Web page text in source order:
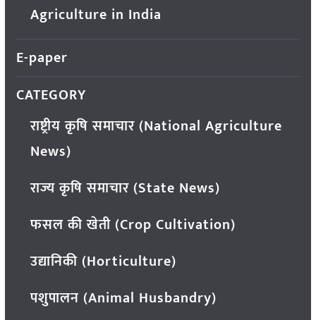
Agriculture in India
E-paper
CATEGORY
राष्ट्रीय कृषि समाचार (National Agriculture
News)
राज्य कृषि समाचार (State News)
फसल की खेती (Crop Cultivation)
उद्यानिकी (Horticulture)
पशुपालन (Animal Husbandry)